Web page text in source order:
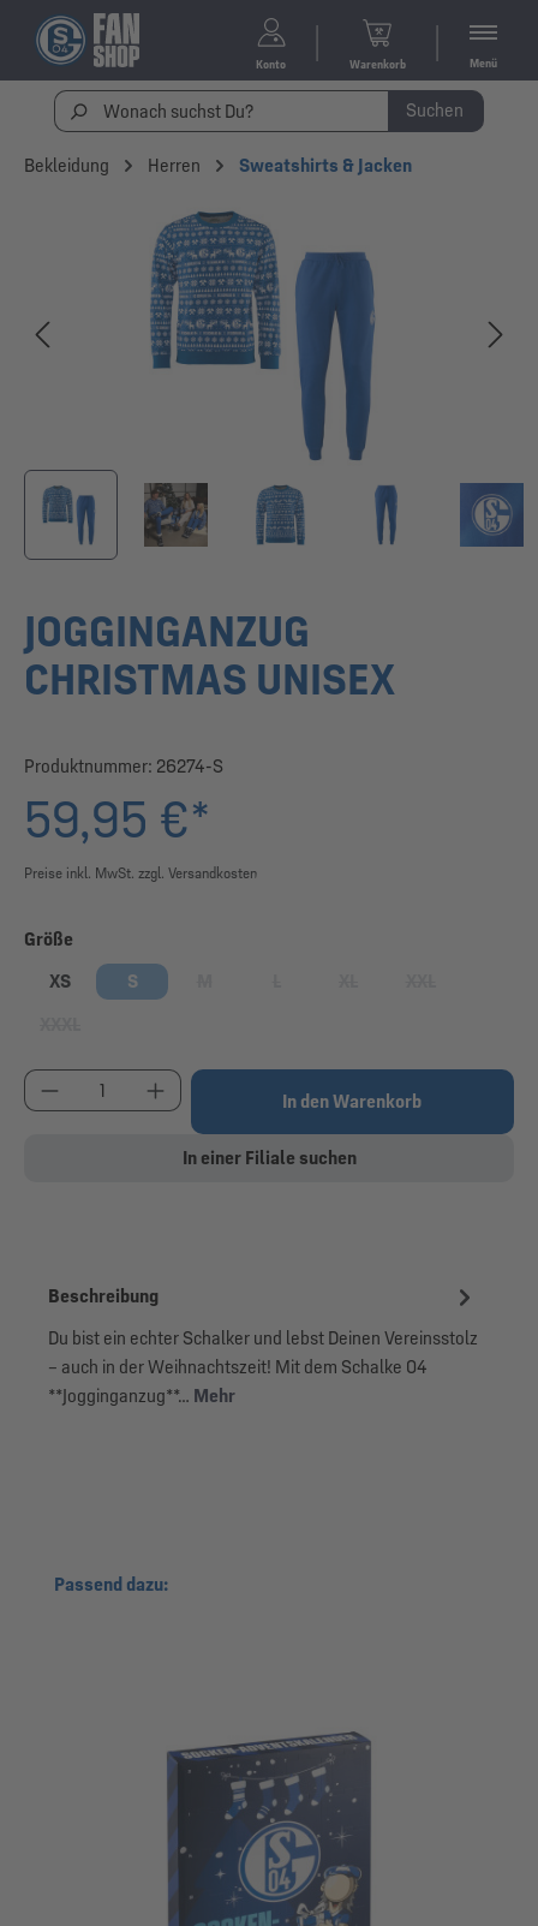
Konto Warenkorb Menü
Suchen
Bekleidung Herren Sweatshirts & Jacken
Bildergalerie überspringen
JOGGINGANZUG
CHRISTMAS UNISEX
Produktnummer: 26274-S
59,95 €*
Preise inkl. MwSt. zzgl. Versandkosten
Größe
XS
S
Produkt Anzahl: Gib den gewünschten Wert ein
In den Warenkorb
In einer Filiale suchen
Beschreibung
Du bist ein echter Schalker und lebst Deinen Vereinsstolz
– auch in der Weihnachtszeit! Mit dem Schalke 04
**Jogginganzug**… Mehr
Produktgalerie überspringen
Passend dazu: